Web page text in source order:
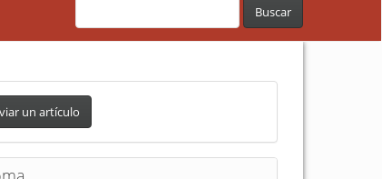
Buscar
un artículo